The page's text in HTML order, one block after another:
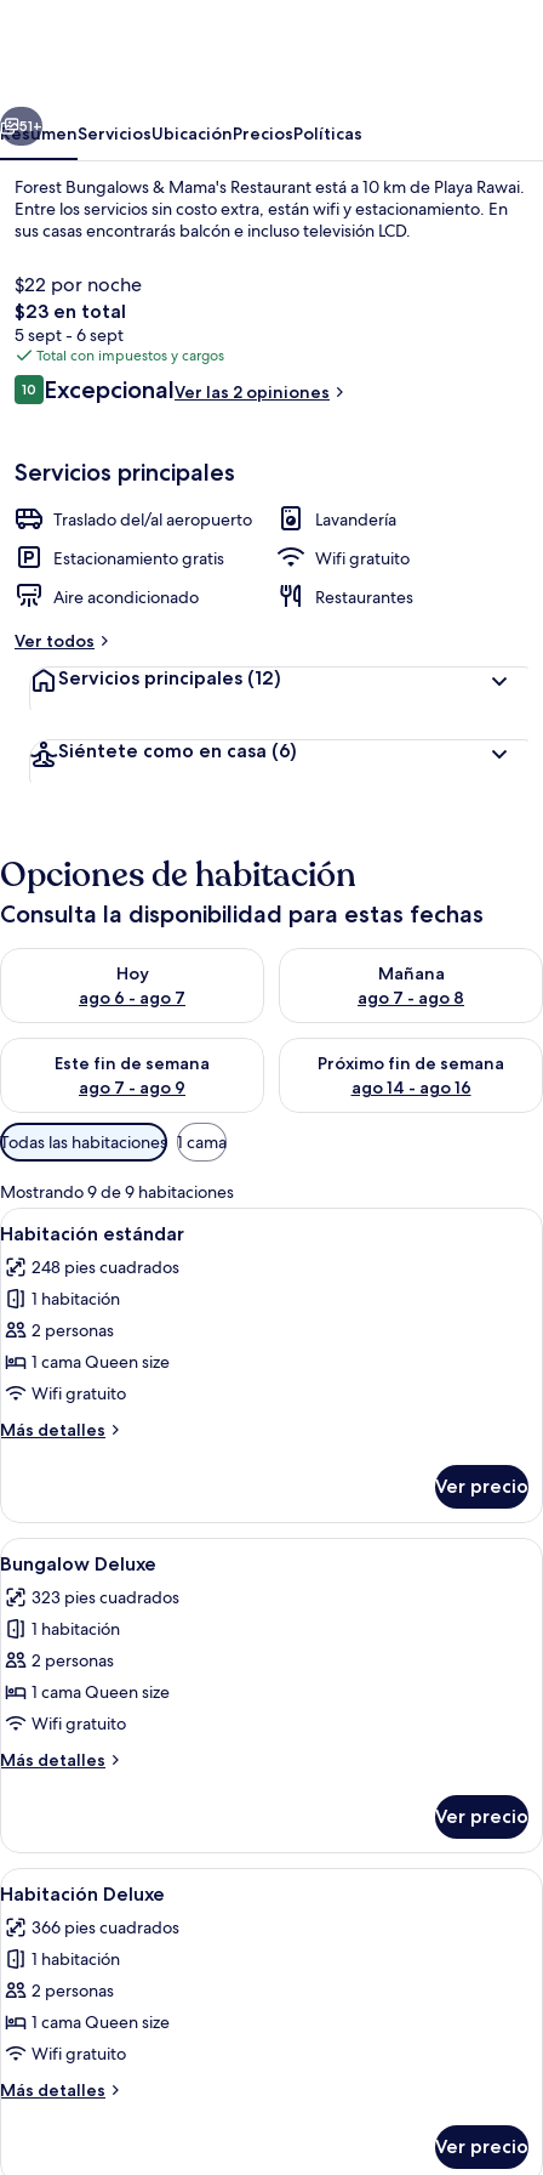
Restaurant
Escritorio, wifi gratis y ropa de cama
Siguiente
51+
ResumenServiciosUbicaciónPreciosPolíticas
Forest Bungalows & Mama's Restaurant está a 10 km de Playa Rawai.
Entre los servicios sin costo extra, están wifi y estacionamiento. En
sus casas encontrarás balcón e incluso televisión LCD.
$22 por noche
El
precio
total
es
de
$23 en total
5 sept - 6 sept
Total con impuestos y cargos
Opiniones
1010 de 10,
ExcepcionalVer las 2 opiniones
Servicios principales
Traslado del/al aeropuerto
Lavandería
Estacionamiento gratis
Wifi gratuito
Aire acondicionado
Restaurantes
Ver todos
Servicios principales (12)
Siéntete como en casa (6)
Opciones de habitación
Consulta la disponibilidad para estas fechas
Hoy
ago 6 - ago 7
Consulta la disponibilidad para hoy ago 6 - ago 7
Mañana
ago 7 - ago 8
Consulta la disponibilidad
Este fin de semana
ago 7 - ago 9
Consulta la disponibilidad para este fin de semana ago 7 -
Próximo fin de semana
ago 14 - ago 16
Consulta la disponibilidad
Filtros
disponibles
para
las
habitaciones
Todas las habitaciones 1 cama
Mostrando 9 de 9 habitaciones
Abrir
todas
las
fotos
de
Habitación
estándar
8
Habitación estándar
248 pies cuadrados
1 habitación
2 personas
1 cama Queen size
Wifi gratuito
Más detalles
Más
estándar
Ver precio
Abrir
todas
las
fotos
de
Bungalow
Deluxe
6
Bungalow Deluxe
323 pies cuadrados
1 habitación
2 personas
1 cama Queen size
Wifi gratuito
Más detalles
Más
Deluxe
Ver precio
Abrir
todas
las
fotos
de
Habitación
Deluxe
6
Habitación Deluxe
366 pies cuadrados
1 habitación
2 personas
1 cama Queen size
Wifi gratuito
Más detalles
Más
Ver precio